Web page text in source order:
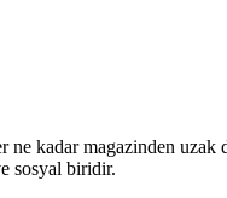
kadar magazinden
sosyal biridir.